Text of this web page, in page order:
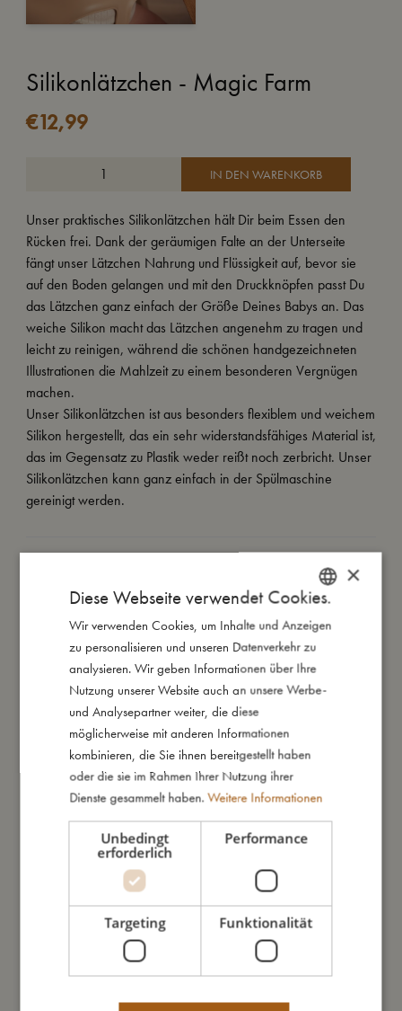
Silikonlätzchen - Magic Farm
€12,99
IN DEN WARENKORB
Unser praktisches Silikonlätzchen hält Dir beim Essen den
Rücken frei. Dank der geräumigen Falte an der Unterseite
fängt unser Lätzchen Nahrung und Flüssigkeit auf, bevor sie
auf den Boden gelangen und mit den Druckknöpfen passt Du
das Lätzchen ganz einfach der Größe Deines Babys an. Das
weiche Silikon macht das Lätzchen angenehm zu tragen und
leicht zu reinigen, während die schönen handgezeichneten
Illustrationen die Mahlzeit zu einem besonderen Vergnügen
machen.
Unser Silikonlätzchen ist aus besonders flexiblem und weichem
Silikon hergestellt, das ein sehr widerstandsfähiges Material ist,
das im Gegensatz zu Plastik weder reißt noch zerbricht. Unser
Silikonlätzchen kann ganz einfach in der Spülmaschine
gereinigt werden.
Daraus bin ich gemacht
So kannst Du mich pflegen
Meine Daten
Das könnte dir auch gefallen
DANISH
ENGLISH
GERMAN
×
Diese Webseite verwendet Cookies.
Wir verwenden Cookies, um Inhalte und Anzeigen
zu personalisieren und unseren Datenverkehr zu
analysieren. Wir geben Informationen über Ihre
Nutzung unserer Website auch an unsere Werbe-
und Analysepartner weiter, die diese
möglicherweise mit anderen Informationen
kombinieren, die Sie ihnen bereitgestellt haben
oder die sie im Rahmen Ihrer Nutzung ihrer
Dienste gesammelt haben. Weitere Informationen
Unbedingt
erforderlich
Performance
Targeting Funktionalität